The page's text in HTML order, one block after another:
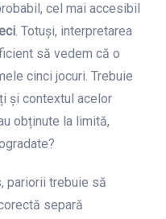
cel mai accesibil
. Totuși, interpretarea
să vedem că o
cinci jocuri. Trebuie
și contextul acelor
obținute la limită,
pariorii trebuie să
separă